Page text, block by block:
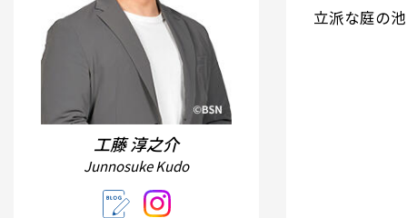
工藤 淳之介
Junnosuke Kudo
立派な庭の